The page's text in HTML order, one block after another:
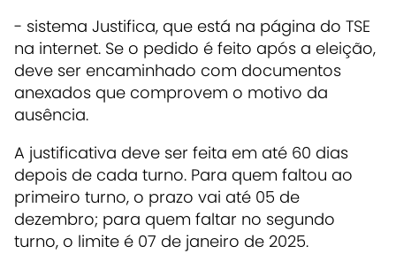
- sistema Justifica, que está na página do TSE
na internet. Se o pedido é feito após a eleição,
deve ser encaminhado com documentos
anexados que comprovem o motivo da
ausência.
A justificativa deve ser feita em até 60 dias
depois de cada turno. Para quem faltou ao
primeiro turno, o prazo vai até 05 de
dezembro; para quem faltar no segundo
turno, o limite é 07 de janeiro de 2025.